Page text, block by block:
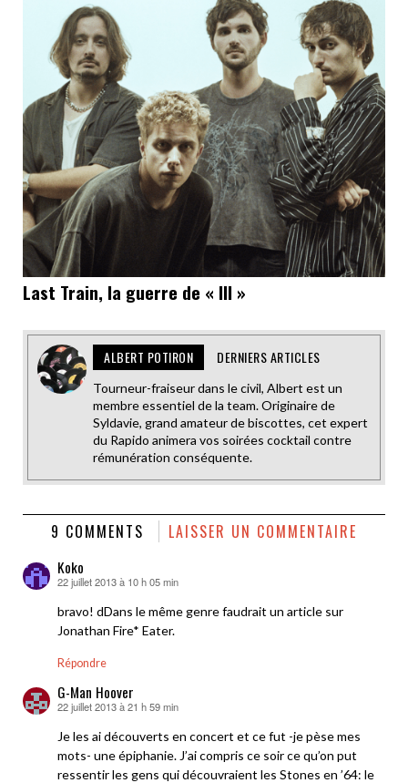
Last Train, la guerre de « III »
ALBERT POTIRON DERNIERS ARTICLES
Tourneur-fraiseur dans le civil, Albert est un
membre essentiel de la team. Originaire de
Syldavie, grand amateur de biscottes, cet expert
du Rapido animera vos soirées cocktail contre
rémunération conséquente.
9 COMMENTS LAISSER UN COMMENTAIRE
Koko
dit :
22 juillet 2013 à 10 h 05 min
bravo! dDans le même genre faudrait un article sur
Jonathan Fire* Eater.
Répondre
G-Man Hoover
dit :
22 juillet 2013 à 21 h 59 min
Je les ai découverts en concert et ce fut -je pèse mes
mots- une épiphanie. J’ai compris ce soir ce qu’on put
ressentir les gens qui découvraient les Stones en ’64: le